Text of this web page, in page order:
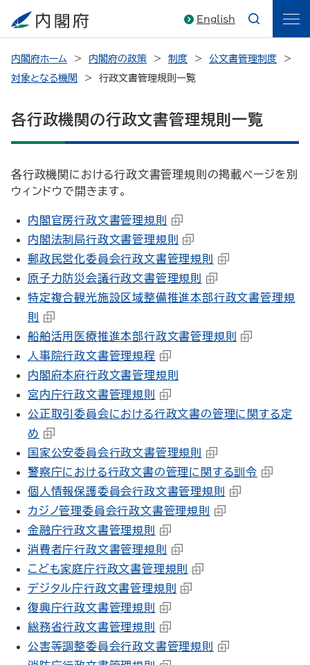
English
内閣府ホーム 内閣府の政策 制度
公文書管理制度
対象となる機関
行政文書管理規則一覧
各行政機関の行政文書管理規則一覧
各行政機関における行政文書管理規則の掲載ページを別
ウィンドウで開きます。
内閣官房行政文書管理規則
内閣法制局行政文書管理規則
郵政民営化委員会行政文書管理規則
原子力防災会議行政文書管理規則
特定複合観光施設区域整備推進本部行政文書管理規
則
船舶活用医療推進本部行政文書管理規則
人事院行政文書管理規程
内閣府本府行政文書管理規則
宮内庁行政文書管理規則
公正取引委員会における行政文書の管理に関する定
め
国家公安委員会行政文書管理規則
警察庁における行政文書の管理に関する訓令
個人情報保護委員会行政文書管理規則
カジノ管理委員会行政文書管理規則
金融庁行政文書管理規則
消費者庁行政文書管理規則
こども家庭庁行政文書管理規則
デジタル庁行政文書管理規則
復興庁行政文書管理規則
総務省行政文書管理規則
公害等調整委員会行政文書管理規則